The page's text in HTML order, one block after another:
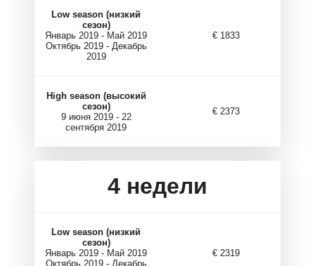
Low season (низкий
сезон)
Январь 2019 - Май 2019
Октябрь 2019 - Декабрь
2019
€ 1833
High season (высокий
сезон)
9 июня 2019 - 22
сентября 2019
€ 2373
4 недели
Low season (низкий
сезон)
Январь 2019 - Май 2019
Октябрь 2019 - Декабрь
€ 2319